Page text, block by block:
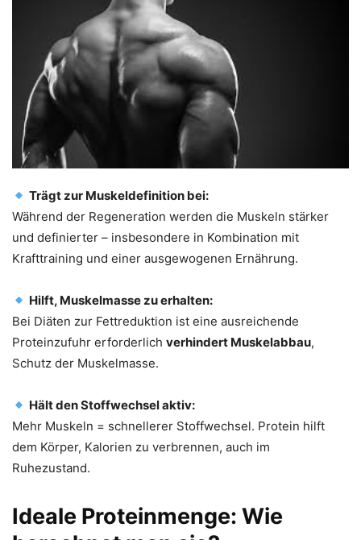
Trägt zur Muskeldefinition bei:
Während der Regeneration werden die Muskeln stärker
und definierter – insbesondere in Kombination mit
Krafttraining und einer ausgewogenen Ernährung.
Hilft, Muskelmasse zu erhalten:
Bei Diäten zur Fettreduktion ist eine ausreichende
Proteinzufuhr erforderlich verhindert Muskelabbau,
Schutz der Muskelmasse.
Hält den Stoffwechsel aktiv:
Mehr Muskeln = schnellerer Stoffwechsel. Protein hilft
dem Körper, Kalorien zu verbrennen, auch im
Ruhezustand.
Ideale Proteinmenge: Wie